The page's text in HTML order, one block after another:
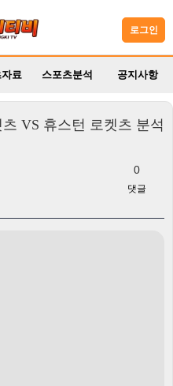
로그인
료 스포츠분석 공지사항
VS 휴스턴 로켓츠 분석
0
댓글